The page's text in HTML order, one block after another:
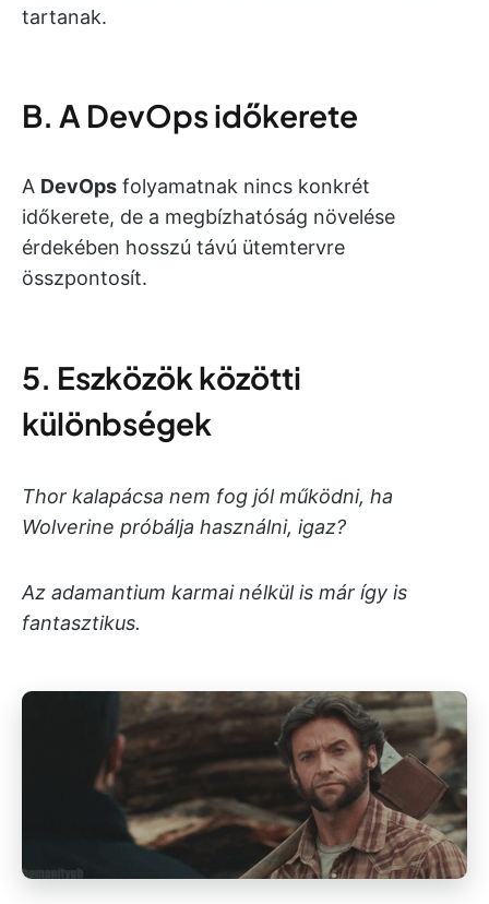
tartanak.
B. A DevOps időkerete
A DevOps folyamatnak nincs konkrét
időkerete, de a megbízhatóság növelése
érdekében hosszú távú ütemtervre
összpontosít.
5. Eszközök közötti
különbségek
Thor kalapácsa nem fog jól működni, ha
Wolverine próbálja használni, igaz?
Az adamantium karmai nélkül is már így is
fantasztikus.